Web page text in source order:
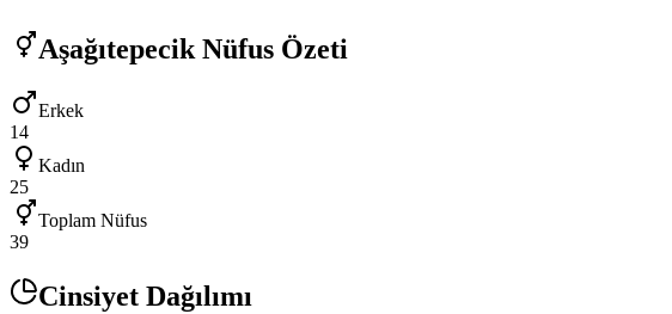
Aşağıtepecik Nüfus Özeti
Erkek
14
Kadın
25
Toplam Nüfus
39
Cinsiyet Dağılımı